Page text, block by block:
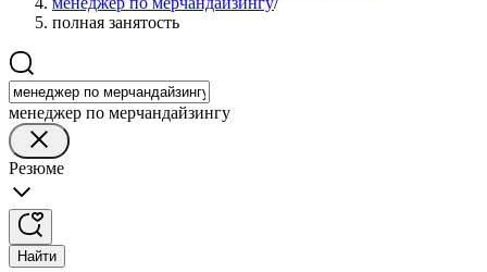
полная занятость
менеджер по мерчандайзингу
Резюме
Найти